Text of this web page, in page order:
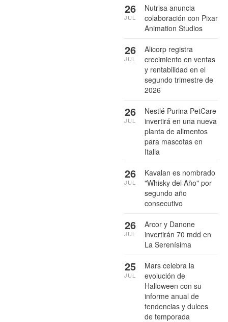
Nutrisa anuncia
colaboración con Pixar
Animation Studios
26
JUL
Alicorp registra
crecimiento en ventas
y rentabilidad en el
segundo trimestre de
2026
26
JUL
Nestlé Purina PetCare
invertirá en una nueva
planta de alimentos
para mascotas en
Italia
26
JUL
Kavalan es nombrado
"Whisky del Año" por
segundo año
consecutivo
26
JUL
Arcor y Danone
invertirán 70 mdd en
La Serenísima
26
JUL
Mars celebra la
evolución de
Halloween con su
informe anual de
tendencias y dulces
de temporada
25
JUL